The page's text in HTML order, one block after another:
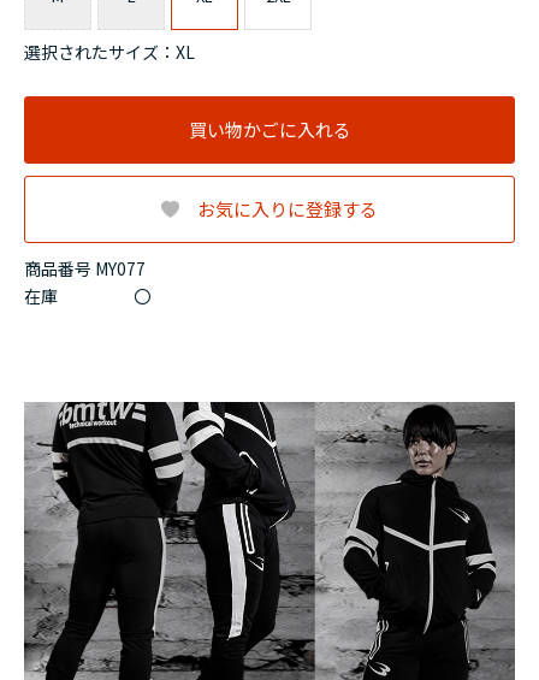
商品番号 MY077
在庫 〇
選択されたサイズ：XL
買い物かごに入れる
お気に入りに登録する